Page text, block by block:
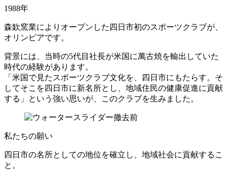
1988年
森欽窯業によりオープンした四日市初のスポーツクラブが、
オリンピアです。
背景には、当時の5代目社長が米国に萬古焼を輸出していた
時代の経験があります。
「米国で見たスポーツクラブ文化を、四日市にもたらす。そ
してそこを四日市に新名所とし、地域住民の健康促進に貢献
する」という強い思いが、このクラブを生みました。
私たちの願い
四日市の名所としての地位を確立し、地域社会に貢献するこ
と。